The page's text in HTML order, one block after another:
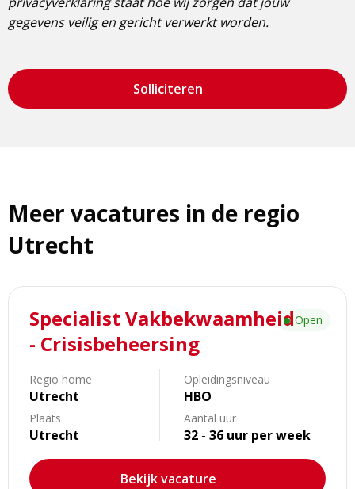
gegevens veilig en gericht verwerkt worden.
Solliciteren
Meer vacatures in de regio
Utrecht
Specialist Vakbekwaamheid
- Crisisbeheersing
Regio home
Utrecht
Plaats
Utrecht
Opleidingsniveau
HBO
Aantal uur
32 - 36 uur per week
Bekijk vacature
Open
Lees
meer
Specialist
Vakbekwaamheid
Crisisbeheersing